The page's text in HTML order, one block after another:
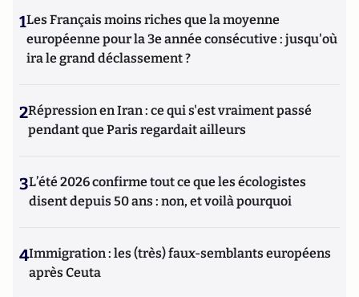
1Les Français moins riches que la moyenne
européenne pour la 3e année consécutive : jusqu'où
ira le grand déclassement ?
2Répression en Iran : ce qui s'est vraiment passé
pendant que Paris regardait ailleurs
3L’été 2026 confirme tout ce que les écologistes
disent depuis 50 ans : non, et voilà pourquoi
4Immigration : les (très) faux-semblants européens
après Ceuta